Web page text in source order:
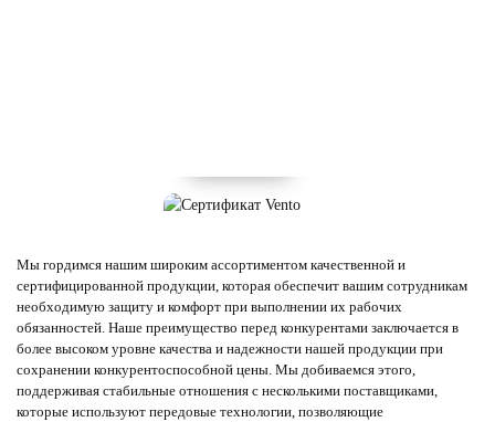
Мы гордимся нашим широким ассортиментом качественной и
сертифицированной продукции, которая обеспечит вашим сотрудникам
необходимую защиту и комфорт при выполнении их рабочих
обязанностей. Наше преимущество перед конкурентами заключается в
более высоком уровне качества и надежности нашей продукции при
сохранении конкурентоспособной цены. Мы добиваемся этого,
поддерживая стабильные отношения с несколькими поставщиками,
которые используют передовые технологии, позволяющие